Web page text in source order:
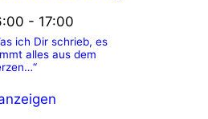
- 17:00
ich Dir schrieb, es
alles aus dem